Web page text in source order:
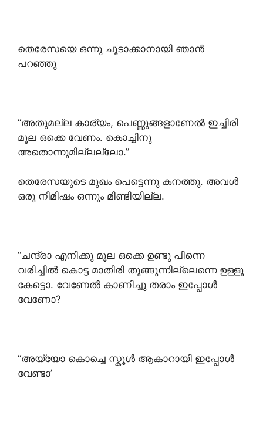
തെരേസയെ ഒന്നു ചൂടാക്കാനായി ഞാൻ
പറഞ്ഞു
“അതുമല്ല കാര്യം, പെണ്ണുങ്ങളാണേൽ ഇച്ചിരി
മൂല ഒക്കെ വേണം. കൊച്ചിനു
അതൊന്നുമില്ലല്ലോ.”
തെരേസയുടെ മുഖം പെട്ടെന്നു കനത്തു. അവൾ
ഒരു നിമിഷം ഒന്നും മിണ്ടിയില്ല.
“ചന്ദ്രാ എനിക്കു മൂല ഒക്കെ ഉണ്ടു പിന്നെ
വരിച്ചിൽ കൊട്ട മാതിരി തൂങ്ങുന്നില്ലെന്നെ ഉള്ളൂ
കേട്ടൊ. വേണേൽ കാണിച്ചു തരാം ഇപ്പോൾ
വേണോ?
“അയ്യോ കൊച്ചെ സ്കൂൾ ആകാറായി ഇപ്പോൾ
വേണ്ടാ’